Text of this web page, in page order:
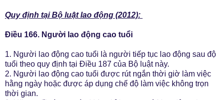
Quy định tại Bộ luật lao động (2012):
Điều 166. Người lao động cao tuổi
1. Người lao động cao tuổi là người tiếp tục lao động sau độ
tuổi theo quy định tại Điều 187 của Bộ luật này.
2. Người lao động cao tuổi được rút ngắn thời giờ làm việc
hằng ngày hoặc được áp dụng chế độ làm việc không trọn
thời gian.